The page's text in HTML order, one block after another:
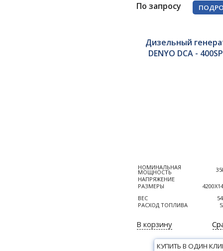
По запросу
Дизельный
DENYO DCA -
НОМИНАЛЬНАЯ
МОЩНОСТЬ
НАПРЯЖЕНИЕ
РАЗМЕРЫ
ВЕС
РАСХОД ТОПЛИВА
В корзину
КУПИТЬ В ОДИН